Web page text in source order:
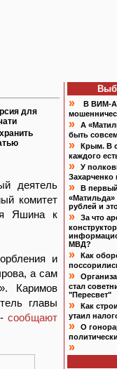
для
деятель
комитет
Яшина к
и
а сам
Каримов
главы
сообщают
»
В ВИМ-
»
А
быть
»
Крым. В
каждого
»
У
Захарченко
»
В
рублей и
»
За что
МВД?
»
Как
»
стал
"Пересвет"
»
Как
утаил
»
О
»